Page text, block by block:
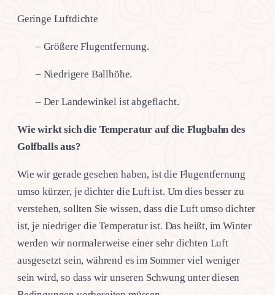
Geringe Luftdichte
– Größere Flugentfernung.
– Niedrigere Ballhöhe.
– Der Landewinkel ist abgeflacht.
Wie wirkt sich die Temperatur auf die Flugbahn des
Golfballs aus?
Wie wir gerade gesehen haben, ist die Flugentfernung
umso kürzer, je dichter die Luft ist. Um dies besser zu
verstehen, sollten Sie wissen, dass die Luft umso dichter
ist, je niedriger die Temperatur ist. Das heißt, im Winter
werden wir normalerweise einer sehr dichten Luft
ausgesetzt sein, während es im Sommer viel weniger
sein wird, so dass wir unseren Schwung unter diesen